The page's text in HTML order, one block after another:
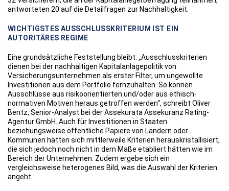
antworteten 20 auf die Detailfragen zur Nachhaltigkeit.
WICHTIGSTES AUSSCHLUSSKRITERIUM IST EIN
AUTORITÄRES REGIME
Eine grundsätzliche Feststellung bleibt: „Ausschlusskriterien
dienen bei der nachhaltigen Kapitalanlagepolitik von
Versicherungsunternehmen als erster Filter, um ungewollte
Investitionen aus dem Portfolio fernzuhalten. So können
Ausschlüsse aus risikoorientierten und/oder aus ethisch-
normativen Motiven heraus getroffen werden“, schreibt Oliver
Bentz, Senior-Analyst bei der Assekurata Assekuranz Rating-
Agentur GmbH. Auch für Investitionen in Staaten
beziehungsweise öffentliche Papiere von Ländern oder
Kommunen hätten sich mittlerweile Kriterien herauskristallisiert,
die sich jedoch noch nicht in dem Maße etabliert hätten wie im
Bereich der Unternehmen. Zudem ergebe sich ein
vergleichsweise heterogenes Bild, was die Auswahl der Kriterien
angeht.